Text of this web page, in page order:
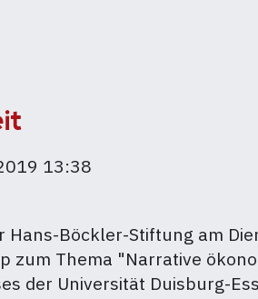
13:38
Böckler-Stiftung am
Thema "Narrative
der Universität Duisburg-